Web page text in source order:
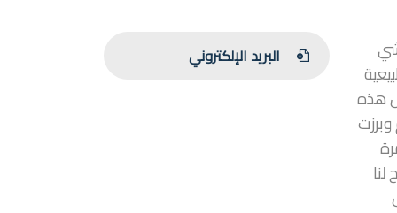
البريد الإلكتروني
هذه